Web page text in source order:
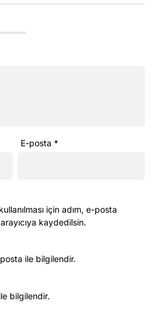
E-posta *
için adım, e-posta
kaydedilsin.
ile bilgilendir.
bilgilendir.